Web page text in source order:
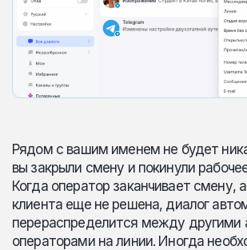
Рядом с вашим именем не будет
вы закрыли смену и покинули
Когда оператор заканчивает смену,
клиента еще не решена, диалог
перераспределится между другими
операторами на линии. Иногда